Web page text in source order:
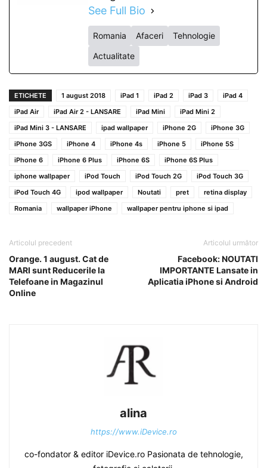
See Full Bio
Romania Afaceri
Tehnologie
Actualitate
ETICHETE 1 august 2018 iPad 1 iPad 2 iPad 3
iPad 4
iPad Air
iPad Air 2 - LANSARE iPad Mini
iPad Mini 2
iPad Mini 3 - LANSARE
ipad wallpaper iPhone 2G
iPhone 3G
iPhone 3GS
iPhone 4 iPhone 4s iPhone 5
iPhone 5S
iPhone 6
iPhone 6 Plus iPhone 6S
iPhone 6S Plus
iphone wallpaper
iPod Touch iPod Touch 2G
iPod Touch 3G
iPod Touch 4G
ipod wallpaper Noutati pret
retina display
Romania
wallpaper iPhone wallpaper pentru iphone si ipad
Articolul precedent
Orange. 1 august. Cat de
MARI sunt Reducerile la
Telefoane in Magazinul
Online
Articolul următor
Facebook: NOUTATI
IMPORTANTE Lansate in
Aplicatia iPhone si Android
alina
https://www.iDevice.ro
co-fondator & editor iDevice.ro Pasionata de tehnologie,